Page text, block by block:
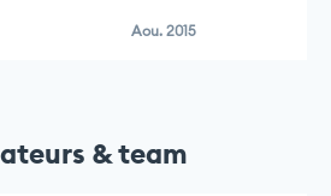
Aou. 2015
& team